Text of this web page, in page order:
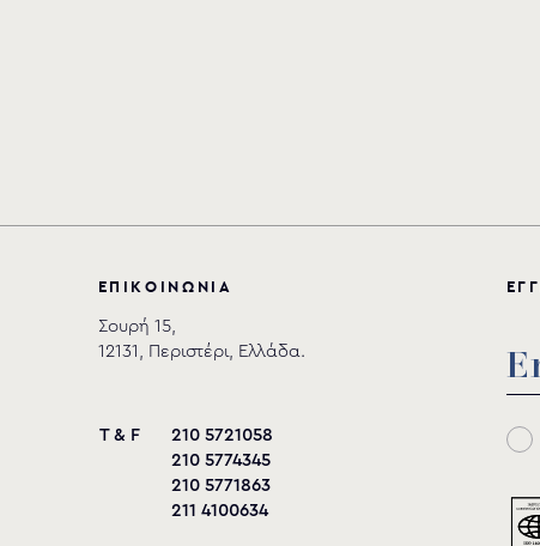
ΕΠ Ι ΚΟ Ι ΝΩ ΝΙ Α
Σουρή 15,
12131, Περιστέρι, Ελλάδα.
T & F
210 5721058
210 5774345
210 5771863
211 4100634
ΕΓ Γ